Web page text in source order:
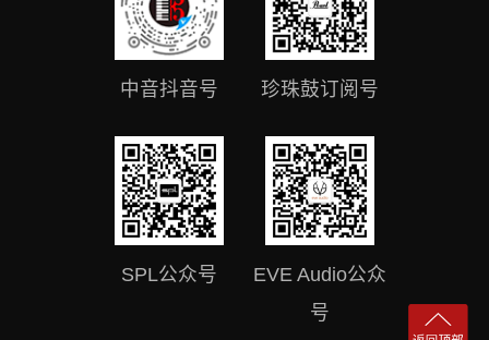
中音抖音号 珍珠鼓订阅号
SPL公众号
EVE Audio公众
号